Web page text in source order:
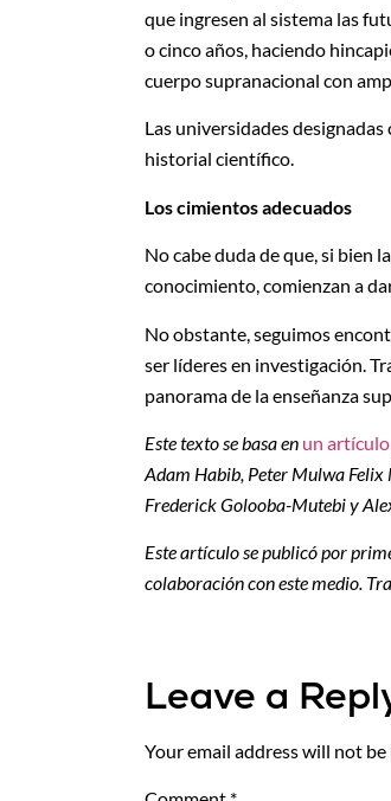
que ingresen al sistema las
o cinco años, haciendo
cuerpo supranacional con
Las universidades
historial científico.
Los cimientos adecuados
No cabe duda de que, si bien
conocimiento, comienzan a
No obstante, seguimos
ser líderes en investigación.
panorama de la enseñanza
Este texto se basa en un artículo
Adam Habib, Peter Mulwa
Frederick Golooba-Mutebi y
Este artículo se publicó por
colaboración con este medio.
Leave a
Your email address will not